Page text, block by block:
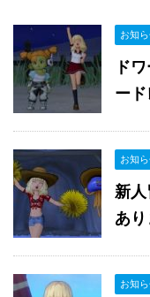
お知
ド
ー
お知
新
あ
お知